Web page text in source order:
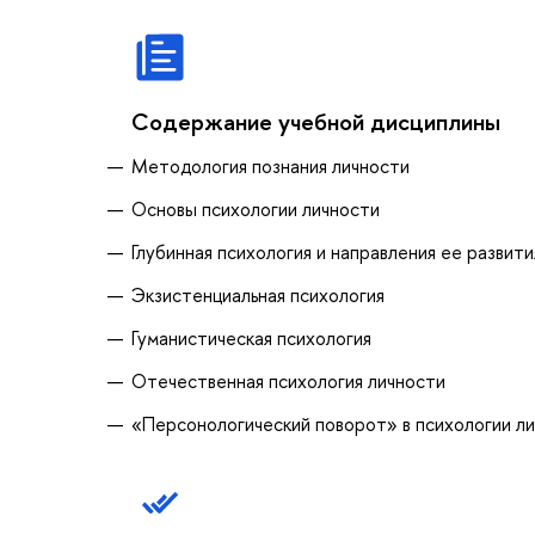
Содержание учебной дисциплины
Методология познания личности
Основы психологии личности
Глубинная психология и направления ее
Экзистенциальная психология
Гуманистическая психология
Отечественная психология личности
«Персонологический поворот» в психологии